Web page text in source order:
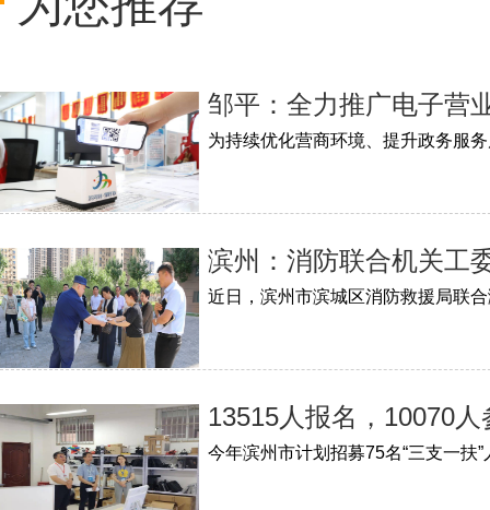
邹平：全力推广电子营
滨州：消防联合机关工
13515人报名，10070